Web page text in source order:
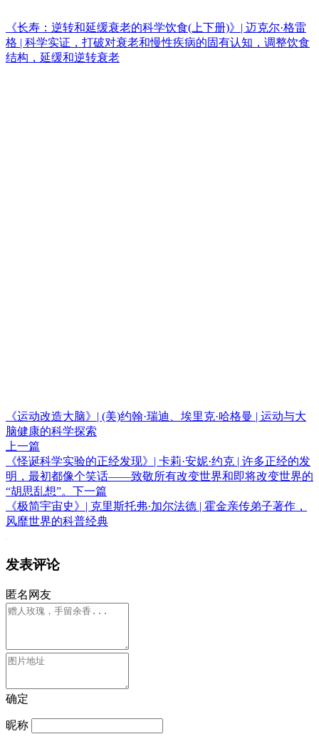
《长寿：逆转和延缓衰老的科学饮食(上下册)》| 迈克尔·格雷
格 | 科学实证，打破对衰老和慢性疾病的固有认知，调整饮食
结构，延缓和逆转衰老
《运动改造大脑》| (美)约翰·瑞迪、埃里克·哈格曼 | 运动与大
脑健康的科学探索
上一篇
《怪诞科学实验的正经发现》| 卡莉·安妮·约克 | 许多正经的发
明，最初都像个笑话——致敬所有改变世界和即将改变世界的
“胡思乱想”。 下一篇
《极简宇宙史》| 克里斯托弗·加尔法德 | 霍金亲传弟子著作，
风靡世界的科普经典
发表评论
匿名网友
确定
昵称